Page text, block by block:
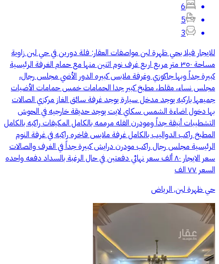
6
5
3
للايجار فيلا بحي ظهرة لبن مواصفات العقار: فلة دورين في حي لبن زاوية
مساحة ٣٥٠ متر مربع اربع غرف نوم اثنين منها مع حمام الغرفة الرئيسية
كبيرة جداً وبها جاكوزي وغرفة ملابس كبيره الدور الأضي مجلس رجال،
مجلس نساء، مقلط، مطبخ كبير جدا الحمامات خمس حمامات الأضيات
جميعها باركيه يوجد مدخل سيارة يوجد غرفة سائق الغاز مركزي الصالات
بها دخول اضاءة الشمس سكاي لايت يوجد حديقة خارجيه في الحوش
التشطيبات أنيقة جداً ومودرن الفله مرممه بالكامل المكيفات راكبه بالكامل
المطبخ راكب الدواليب بالكامل غرفة ملابس فاخره راكبه في غرفة النوم
الرئيسية مجلس رجال راكب مودرن درايش كبيرة جداً في الغرف والصالات
سعر الايجار ۸۰ ألف سعر نهائي دفعتين في حال الرغبة بالسداد دفعه واحده
السعر ٧٧ الف
حي ظهرة لبن, الرياض